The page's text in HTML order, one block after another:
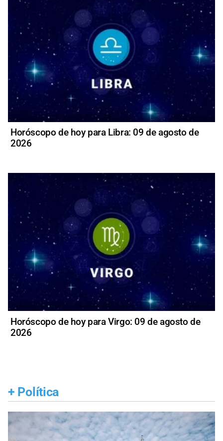
Horóscopo de hoy para Libra: 09 de agosto de
2026
Horóscopo de hoy para Virgo: 09 de agosto de
2026
+ Política